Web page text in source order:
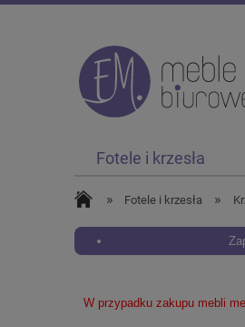
Fotele i krzesła
» Fotele i krzesła »
W przypadku zakupu mebli